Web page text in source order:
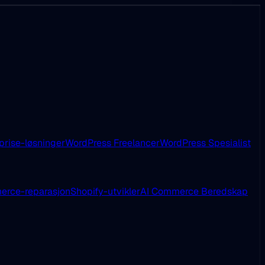
løsningerWordPress FreelancerWordPress Spesialist
reparasjonShopify-utviklerAI Commerce Beredskap